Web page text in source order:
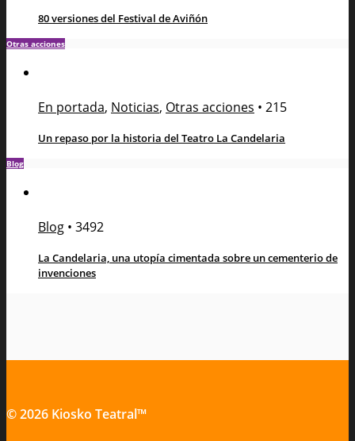
80 versiones del Festival de Aviñón
Otras acciones
En portada, Noticias, Otras acciones • 215
Un repaso por la historia del Teatro La Candelaria
Blog
Blog • 3492
La Candelaria, una utopía cimentada sobre un cementerio de
invenciones
© 2026 Kiosko Teatral™